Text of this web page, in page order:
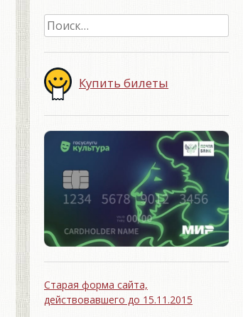
Найти:
Купить билеты
Старая форма сайта,
действовавшего до 15.11.2015